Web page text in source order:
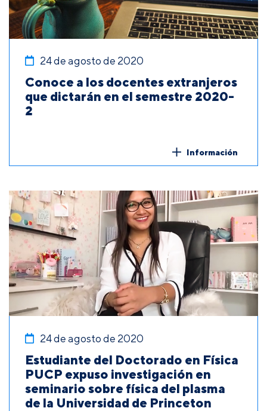
24 de agosto de 2020
Conoce a los docentes extranjeros
que dictarán en el semestre 2020-
2
Información
24 de agosto de 2020
Estudiante del Doctorado en Física
PUCP expuso investigación en
seminario sobre física del plasma
de la Universidad de Princeton